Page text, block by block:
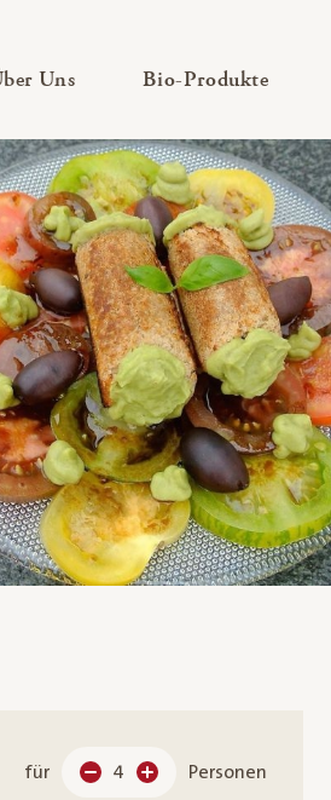
Uns— Untermenü ausklappen
Bio-Produkte—
für 4 Personen